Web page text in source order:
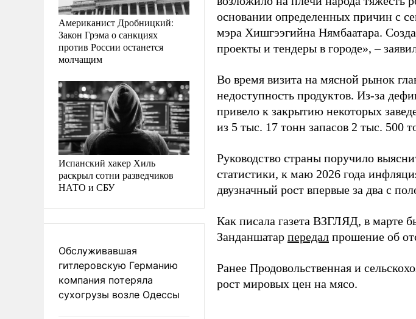
Американист Дробницкий:
Закон Грэма о санкциях
против России останется
молчащим
Испанский хакер Хиль
раскрыл сотни разведчиков
НАТО и СБУ
Обслуживавшая
гитлеровскую Германию
компания потеряла
сухогрузы возле Одессы
основании определенных причин с
мэра Хишгээгийна Нямбаатара.
проекты и тендеры в городе», –
Во время визита на мясной рынок
недоступность продуктов. Из-за
привело к закрытию некоторых
из 5 тыс. 17 тонн запасов 2 тыс. 500
Руководство страны поручило
статистики, к маю 2026 года
двузначный рост впервые за два с
Как писала газета ВЗГЛЯД, в
Занданшатар передал прошение об
Ранее Продовольственная и
рост мировых цен на мясо.